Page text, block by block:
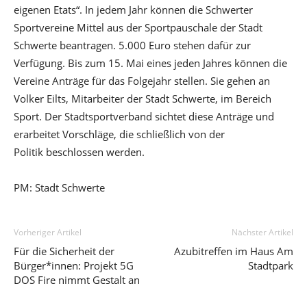
eigenen Etats“. In jedem Jahr können die Schwerter
Sportvereine Mittel aus der Sportpauschale der Stadt
Schwerte beantragen. 5.000 Euro stehen dafür zur
Verfügung. Bis zum 15. Mai eines jeden Jahres können die
Vereine Anträge für das Folgejahr stellen. Sie gehen an
Volker Eilts, Mitarbeiter der Stadt Schwerte, im Bereich
Sport. Der Stadtsportverband sichtet diese Anträge und
erarbeitet Vorschläge, die schließlich von der
Politik beschlossen werden.
PM: Stadt Schwerte
Vorheriger Artikel
Für die Sicherheit der
Bürger*innen: Projekt 5G
DOS Fire nimmt Gestalt an
Nächster Artikel
Azubitreffen im Haus Am
Stadtpark